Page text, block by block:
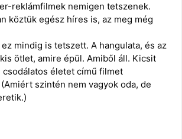
reklámfilmek nemigen tetszenek.
köztük egész híres is, az meg még
ez mindig is tetszett. A hangulata, és az
ötlet, amire épül. Amiből áll. Kicsit
csodálatos életet című filmet
szintén nem vagyok oda, de